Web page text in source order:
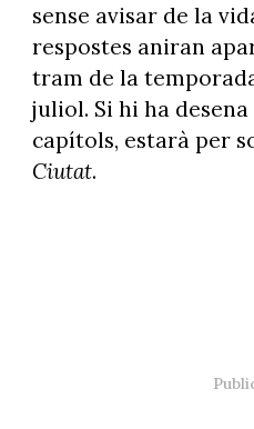
sense avisar de la
respostes aniran
tram de la
juliol. Si hi ha desena
capítols, estarà per
Ciutat.